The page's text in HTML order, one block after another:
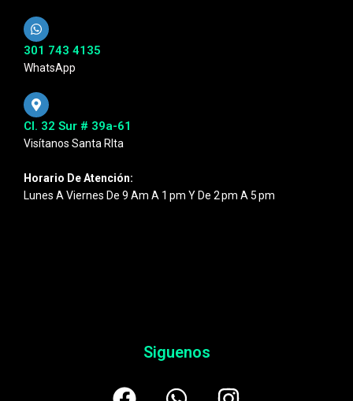
301 743 4135
WhatsApp
Cl. 32 Sur # 39a-61
Visítanos Santa RIta
Horario De Atención:
Lunes A Viernes De 9 Am A 1 Pm Y De 2 Pm A 5 Pm
Siguenos